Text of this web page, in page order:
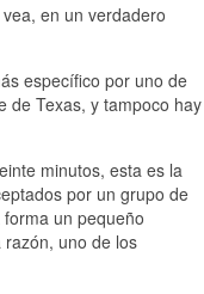
en un verdadero
específico por uno de
de Texas, y tampoco hay
minutos, esta es la
por un grupo de
un pequeño
uno de los